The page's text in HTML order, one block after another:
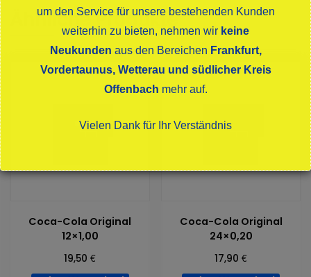
Ähnliche Produkte
Coca-Cola Original
12×1,00
19,50€
Coca-Cola Original
24×0,20
17,90€
um den Service für unsere bestehenden Kunden
weiterhin zu bieten, nehmen wir keine
Neukunden aus den Bereichen Frankfurt,
Vordertaunus, Wetterau und südlicher Kreis
Offenbach mehr auf.
Vielen Dank für Ihr Verständnis
Dies schließt sich in16Sekunden